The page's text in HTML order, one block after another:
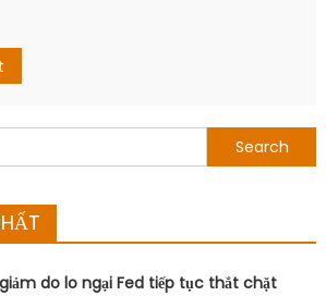
do lo ngại Fed tiếp tục thắt chặt